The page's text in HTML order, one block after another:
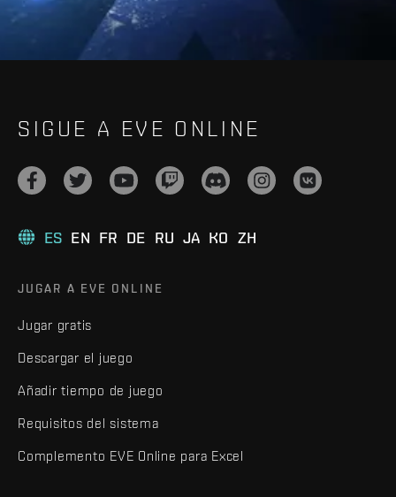
SIGUE A EVE ONLINE
ES EN FR DE RU JA KO ZH
JUGAR A EVE ONLINE
Jugar gratis
Descargar el juego
Añadir tiempo de juego
Requisitos del sistema
Complemento EVE Online para Excel